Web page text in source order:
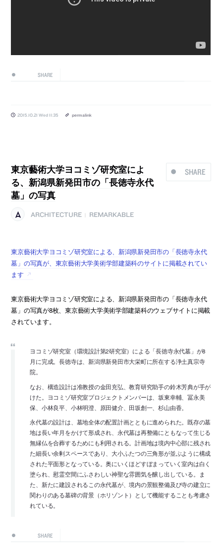
SHARE
2015.10.21 Wed 11:35 permalink
SHARE
東京藝術大学ヨコミゾ研究室によ
る、新潟県新発田市の「長徳寺永代
墓」の写真
ARCHITECTURE REMARKABLE
東京藝術大学ヨコミゾ研究室による、新潟県新発田市の「長徳寺永代
墓」の写真が、東京藝術大学美術学部建築科のサイトに掲載されてい
ます
東京藝術大学ヨコミゾ研究室による、新潟県新発田市の「長徳寺永代
墓」の写真が8枚、東京藝術大学美術学部建築科のウェブサイトに掲載
されています。
ヨコミゾ研究室（環境設計第2研究室）による「長徳寺永代墓」が8
月に完成。長徳寺は、新潟県新発田市大栄町に所在する浄土真宗寺
院。
なお、構造設計は准教授の金田充弘、教育研究助手の鈴木芳典が手が
けた。ヨコミゾ研究室プロジェクトメンバーは、坂東幸輔、冨永美
保、小林良平、小林明澄、原田健介、田坂創一、杉山由香。
永代墓の設計は、墓地全体の配置計画とともに進められた。既存の墓
地は長い年月をかけて形成され、永代墓は再整備にともなって生じる
無縁仏を合葬するためにも利用される。計画地は境内中心部に残され
た細長い余剰スペースであり、大小ふたつの三角形が並ぶように構成
された平面形となっている。奥にいくほどすぼまっていく室内は白く
塗られ、慰霊空間にふさわしい神聖な雰囲気を醸し出している。ま
た、新たに建設されるこの永代墓が、境内の景観整備及び寺の建立に
関わりのある墓碑の背景（ホリゾント）として機能することも考慮さ
れている。
SHARE